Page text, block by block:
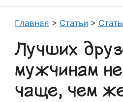
Главная > Статьи >
Лучших
мужчинам
чаще, чем